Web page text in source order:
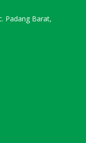
Padang Barat,